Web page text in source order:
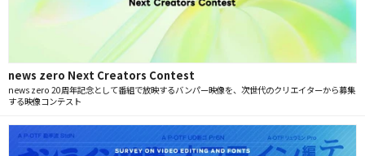
news zero Next Creators Contest
news zero 20周年記念として番組で放映するバンパー映像を、次世代のクリエイターから募集
する映像コンテスト